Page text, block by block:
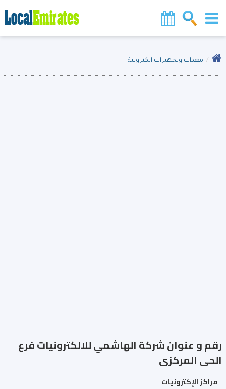
معدات وتجهيزات الكترونية
رقم و عنوان شركة الهاشمي للالكترونيات فرع
الحى المركزى
مراكز الإكترونيات